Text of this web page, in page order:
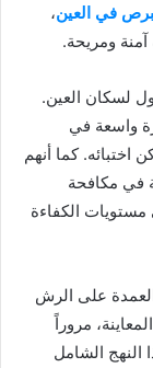
في العين،
ومريحة.
لسكان العين.
واسعة في
اختبائه. كما أنهم
في مكافحة
الكفاءة
على الرش
مروراً
النهج الشامل